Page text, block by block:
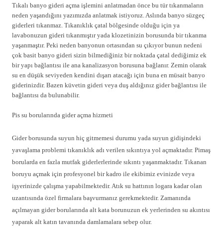
Tıkalı banyo gideri açma işlemini anlatmadan önce bu tür tıkanmaların
neden yaşandığını yazımızda anlatmak istiyoruz. Aslında banyo süzgeç
giderleri tıkanmaz. Tıkanıklık çatal bölgesinde olduğu için ya
lavabonuzun gideri tıkanmıştır yada klozetinizin borusunda bir tıkanma
yaşanmaştır. Peki neden banyonun ortasından su çıkıyor bunun nedeni
çok basit banyo gideri sizin bilmediğiniz bir noktada çatal dediğimiz ek
bir yapı bağlantısı ile ana kanalizasyon borusuna bağlanır. Zemin olarak
su en düşük seviyeden kendini dışarı atacağı için buna en müsait banyo
giderinizdir. Bazen küvetin gideri veya duş aldığınız gider bağlantısı ile
bağlantısı da bulunabilir.
Pis su borularında gider açma hizmeti
Gider borusunda suyun hiç gitmemesi durumu yada suyun gidişindeki
yavaşlama problemi tıkanıklık adı verilen sıkıntıya yol açmaktadır. Pimaş
borularda en fazla mutfak giderlerlerinde sıkıntı yaşanmaktadır. Tıkanan
boruyu açmak için profesyonel bir kadro ile ekibimiz evinizde veya
işyerinizde çalışma yapabilmektedir. Atık su hattının logara kadar olan
uzantısında özel firmalara başvurmanız gerekmektedir. Zamanında
açılmayan gider borularında alt kata borunuzun ek yerlerinden su akıntısı
yaparak alt katın tavanında damlamalara sebep olur.